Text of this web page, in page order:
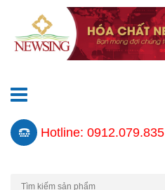
Hotline: 0912.079.835